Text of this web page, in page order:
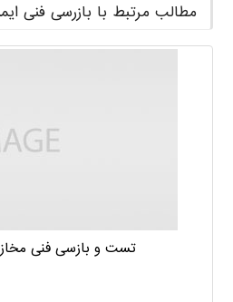
مطالب مرتبط با بازرسی فنی
تست و بازسی فنی